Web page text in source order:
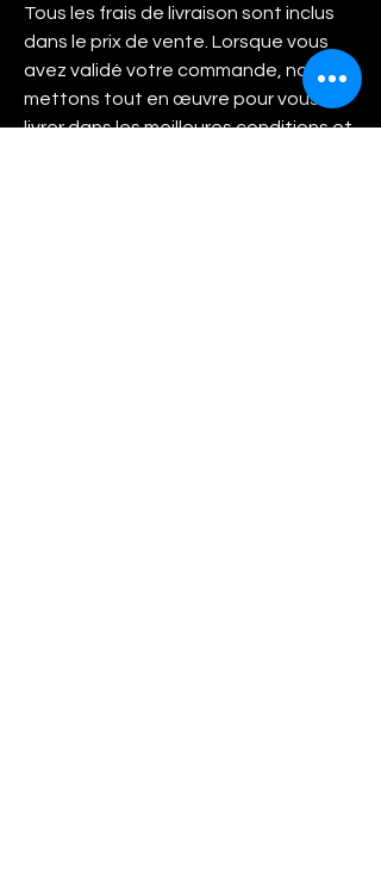
Tous les frais de livraison sont inclus
dans le prix de vente. Lorsque vous
avez validé votre commande, nous
mettons tout en œuvre pour vous
livrer dans les meilleures conditions et